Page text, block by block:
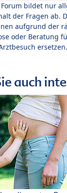
bildet nur
der Fragen ab.
aufgrund der
oder Beratung
ersetzen.
auch